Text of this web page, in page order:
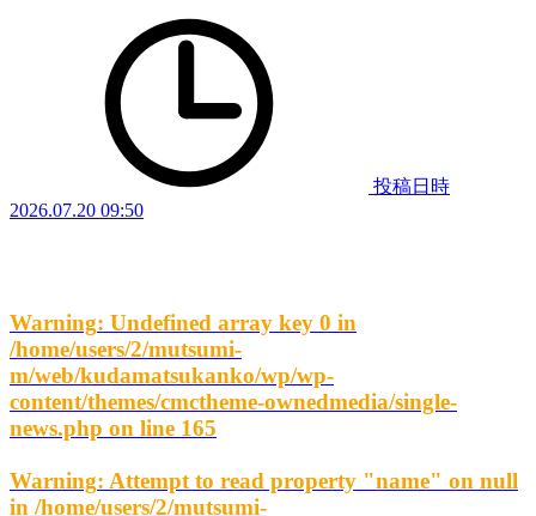
投稿日時
2026.07.20 09:50
Warning: Undefined array key 0 in
/home/users/2/mutsumi-
m/web/kudamatsukanko/wp/wp-
content/themes/cmctheme-ownedmedia/single-
news.php on line 165
Warning: Attempt to read property "name" on null
in /home/users/2/mutsumi-